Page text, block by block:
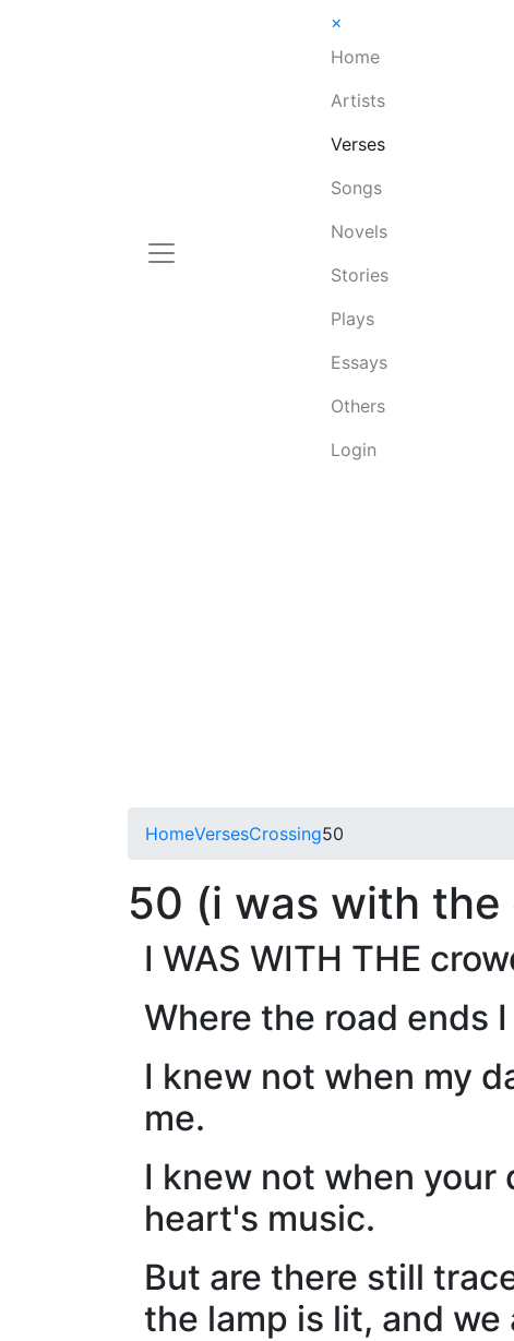
×
Home
Artists
Verses
Songs
Novels
Stories
Plays
Essays
Others
Login
HomeVersesCrossing50
50 (i was with the
I WAS WITH THE
Where the road ends
I knew not when my
me.
I knew not when your
heart's music.
But are there still
the lamp is lit, and we